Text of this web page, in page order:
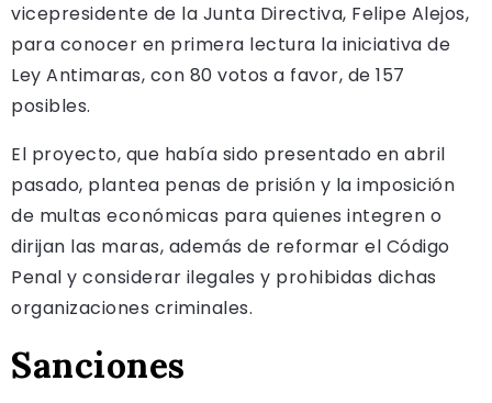
vicepresidente de la Junta Directiva, Felipe Alejos,
para conocer en primera lectura la iniciativa de
Ley Antimaras, con 80 votos a favor, de 157
posibles.
El proyecto, que había sido presentado en abril
pasado, plantea penas de prisión y la imposición
de multas económicas para quienes integren o
dirijan las maras, además de reformar el Código
Penal y considerar ilegales y prohibidas dichas
organizaciones criminales.
Sanciones